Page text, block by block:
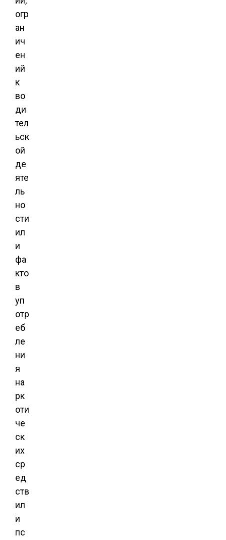
огр
ан
ич
ен
ий
к
во
ди
тел
ьск
ой
де
яте
ль
но
сти
ил
и
фа
кто
в
уп
отр
еб
ле
ни
я
на
рк
оти
че
ск
их
ср
ед
ств
ил
и
пс